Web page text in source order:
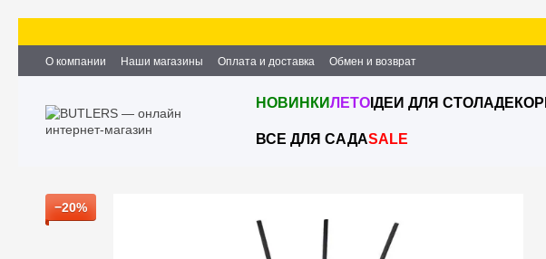
О компании Наши магазины Оплата и доставка
Обмен и возврат
Партнёрство и сотрудничество
Вакансии Контактная информация
НОВИНКИЛЕТО ІДЕИ ДЛЯ СТОЛАДЕКОР
ВСЕ ДЛЯ САДАSALE
−20%